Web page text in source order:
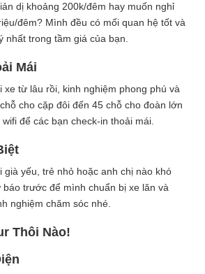
dị khoảng 200k/đêm hay muốn nghỉ
đêm? Mình đều có mối quan hệ tốt và
trong tầm giá của bạn.
Mái
từ lâu rồi, kinh nghiệm phong phú và
cho cặp đôi đến 45 chỗ cho đoàn lớn
để các bạn check-in thoải mái.
già yếu, trẻ nhỏ hoặc anh chị nào khó
báo trước để mình chuẩn bị xe lăn và
nghiệm chăm sóc nhé.
Thôi Nào!